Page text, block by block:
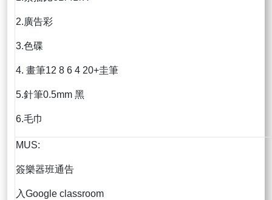
2.廣告彩
3.色碟
4. 畫筆12 8 6 4 20+圭筆
5.針筆0.5mm 黑
6.毛巾
MUS:
簽樂器班通告
入Google classroom